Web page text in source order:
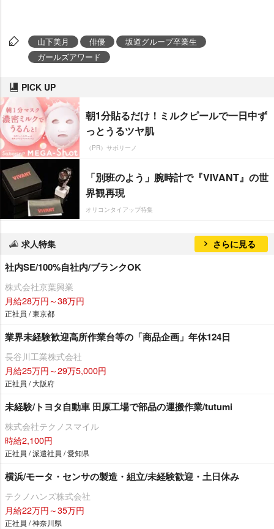
山下美月 俳優
坂道グループ卒業生
ガールズアワード
PICK UP
朝1分貼るだけ！ミルクピールで一日中ず
っとうるツヤ肌
（PR）サボリーノ
「別班のよう」腕時計で『VIVANT』の世
界観再現
オリコンタイアップ特集
求人特集 さらに見る
社内SE/100%自社内/ブランクOK
株式会社京葉興業
月給28万円～38万円
正社員 / 東京都
業界未経験歓迎高所作業台等の「商品企画」年休124日
長谷川工業株式会社
月給25万円～29万5,000円
正社員 / 大阪府
未経験/トヨタ自動車 田原工場で部品の運搬作業/tutumi
株式会社テクノスマイル
時給2,100円
正社員 / 派遣社員 / 愛知県
横浜/モータ・センサの製造・組立/未経験歓迎・土日休み
テクノハンズ株式会社
月給22万円～35万円
正社員 / 神奈川県